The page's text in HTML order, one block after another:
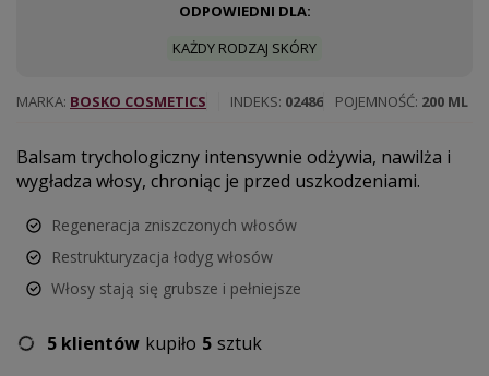
ODPOWIEDNI DLA:
KAŻDY RODZAJ SKÓRY
INDEKS 02486
MARKA BOSKO COSMETICS POJEMNOŚĆ 200 ML
Balsam trychologiczny intensywnie odżywia, nawilża i
wygładza włosy, chroniąc je przed uszkodzeniami.
Regeneracja zniszczonych włosów
Restrukturyzacja łodyg włosów
Włosy stają się grubsze i pełniejsze
5 klientów kupiło 5 sztuk